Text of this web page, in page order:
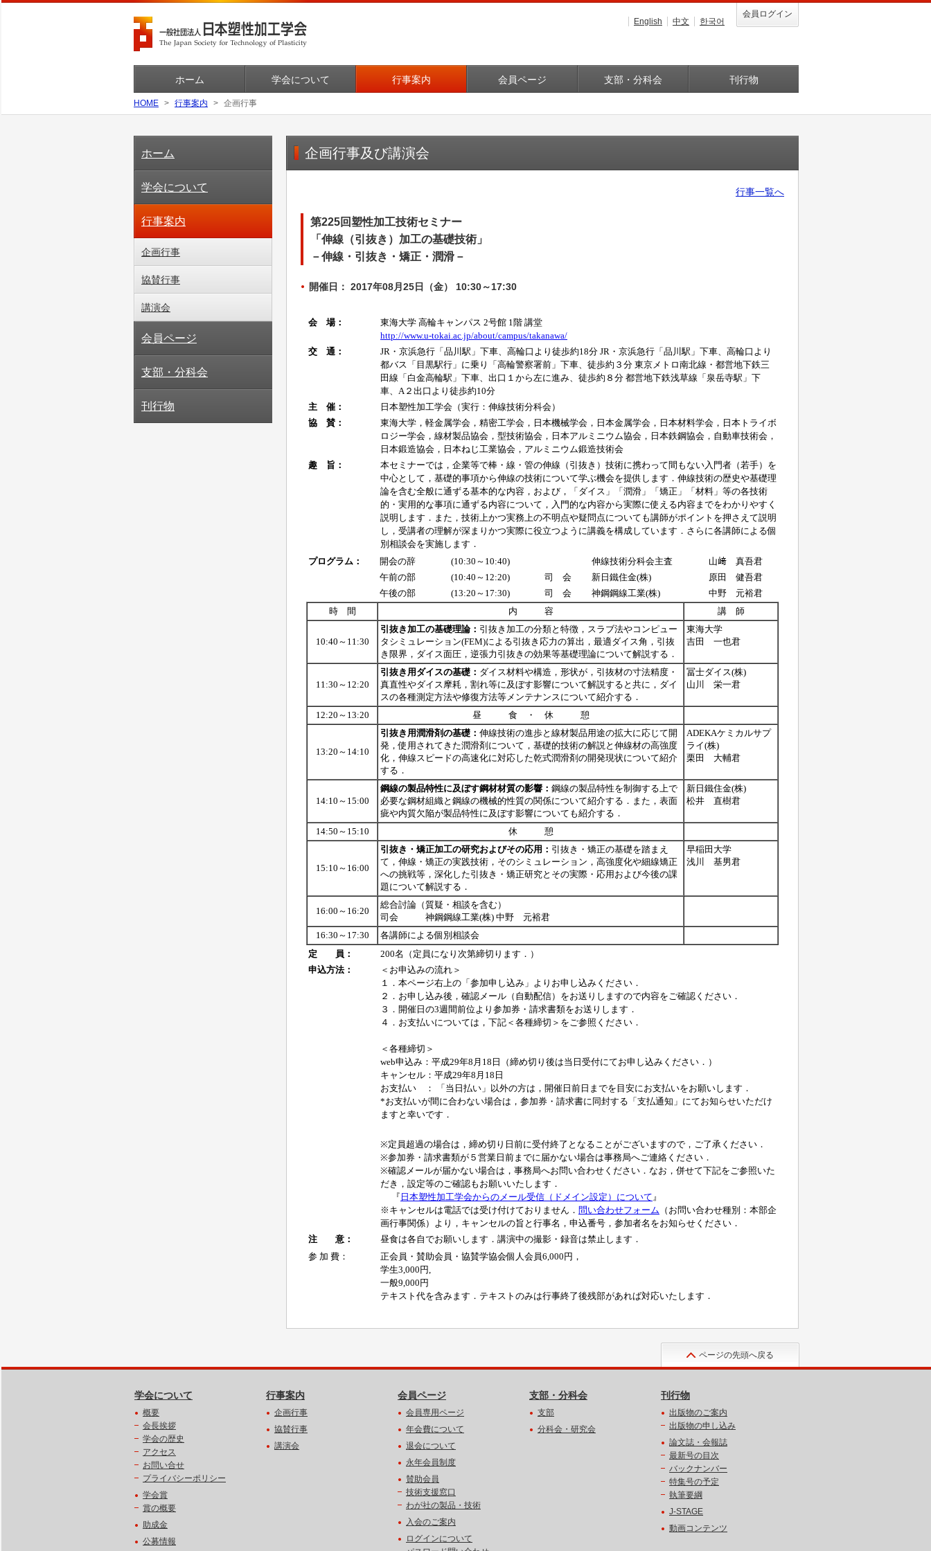
English 中文 한국어
会員ログイン
ホーム 学会について 行事案内 会員ページ 支部・分科会 刊行物
HOME 行事案内 企画行事
企画行事及び講演会
行事一覧へ
第225回塑性加工技術セミナー
「伸線（引抜き）加工の基礎技術」
－伸線・引抜き・矯正・潤滑－
開催日： 2017年08月25日（金） 10:30～17:30
ホーム
学会について
行事案内
企画行事
協賛行事
講演会
会員ページ
支部・分科会
刊行物
ページの先頭へ戻る
学会について
概要
会長挨拶
学会の歴史
アクセス
お問い合せ
プライバシーポリシー
学会賞
賞の概要
助成金
公募情報
行事案内
企画行事
協賛行事
講演会
会員ページ
会員専用ページ
年会費について
退会について
永年会員制度
賛助会員
技術支援窓口
わが社の製品・技術
入会のご案内
ログインについて
支部・分科会
支部
分科会・研究会
刊行物
出版物のご案内
出版物の申し込み
論文誌・会報誌
最新号の目次
バックナンバー
特集号の予定
執筆要綱
J-STAGE
動画コンテンツ